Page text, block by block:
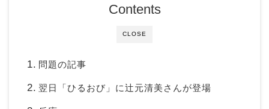
CLOSE
Contents
問題の記事
翌日「ひるおび」に辻元清美さんが登場